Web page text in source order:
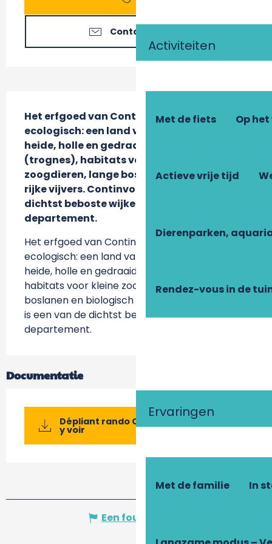
Activiteiten
Met de fiets Op
Actieve vrije tijd
Dierenparken,
Rendez-vous in de
Ervaringen
Met de familie In
Contacteer ons
Het erfgoed van Continvoir is vooral
ecologisch: een land van beboste valleien,
heide, holle en gedraaide bomen
(trognes), habitats voor kleine
zoogdieren, lange boslanen en biologisch
rijke vijvers. Continvoir is een van de
dichtst beboste wijken van het
departement.
Het erfgoed van Continvoir is vooral
ecologisch: een land van beboste valleien,
heide, holle en gedraaide bomen (trognes),
habitats voor kleine zoogdieren, lange
boslanen en biologisch rijke vijvers. Continvoir
is een van de dichtst beboste wijken van het
departement.
Documentatie
Dépliant rando Continvoir qu'on aille
y voir
Een fout melden